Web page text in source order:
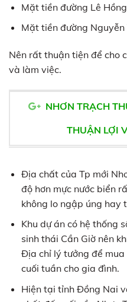
Mặt tiền đường Lê
Mặt tiền đường Nguyễn
Nên rất thuận tiện để cho
và làm việc.
NHƠN TRẠCH
THUẬN LỢI
Địa chất của Tp mới
độ hơn mực nước biển
không lo ngập úng hay
Khu dự án có hệ thống
sinh thái Cần Giờ nên
Địa chỉ lý tưởng để
cuối tuần cho gia đình.
Hiện tại tỉnh Đồng Nai